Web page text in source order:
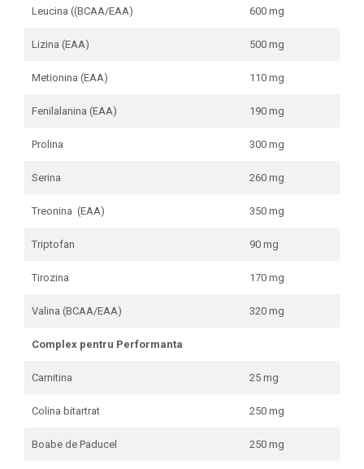
Leucina ((BCAA/EAA) 600 mg
Lizina (EAA) 500 mg
Metionina (EAA) 110 mg
Fenilalanina (EAA) 190 mg
Prolina 300 mg
Serina 260 mg
Treonina (EAA) 350 mg
Triptofan 90 mg
Tirozina 170 mg
Valina (BCAA/EAA) 320 mg
Complex pentru Performanta
Carnitina 25 mg
Colina bitartrat 250 mg
Boabe de Paducel 250 mg